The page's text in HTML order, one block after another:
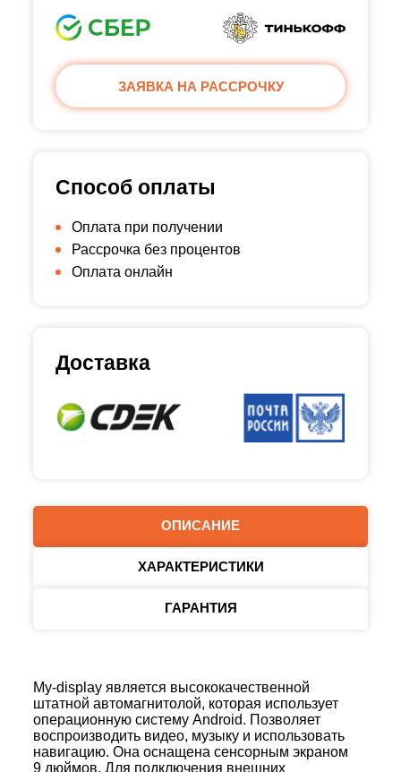
ОПИСАНИЕ
ХАРАКТЕРИСТИКИ
ГАРАНТИЯ
My-display является высококачественной
штатной автомагнитолой, которая использует
операционную систему Android. Позволяет
воспроизводить видео, музыку и использовать
навигацию. Она оснащена сенсорным экраном
9 дюймов. Для подключения внешних
ЗАЯВКА НА РАССРОЧКУ
Способ оплаты
Оплата при получении
Рассрочка без процентов
Оплата онлайн
Доставка